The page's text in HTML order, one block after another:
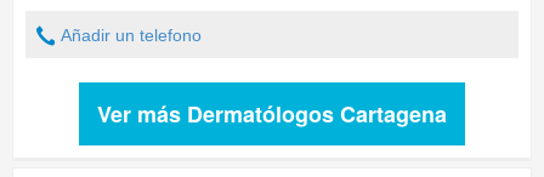
Añadir un telefono
Ver más Dermatólogos Cartagena